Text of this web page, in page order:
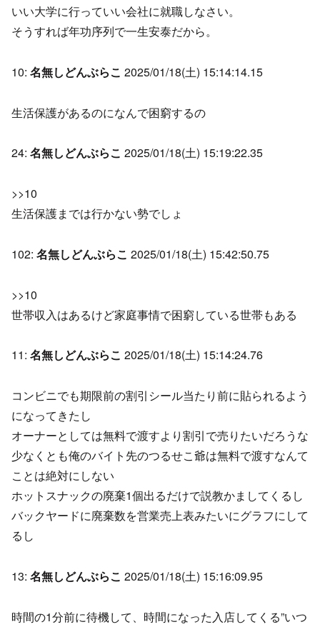
いい大学に行っていい会社に就職しなさい。
そうすれば年功序列で一生安泰だから。
10: 名無しどんぶらこ 2025/01/18(土) 15:14:14.15
生活保護があるのになんで困窮するの
24: 名無しどんぶらこ 2025/01/18(土) 15:19:22.35
>>10
生活保護までは行かない勢でしょ
102: 名無しどんぶらこ 2025/01/18(土) 15:42:50.75
>>10
世帯収入はあるけど家庭事情で困窮している世帯もある
11: 名無しどんぶらこ 2025/01/18(土) 15:14:24.76
コンビニでも期限前の割引シール当たり前に貼られるよう
になってきたし
オーナーとしては無料で渡すより割引で売りたいだろうな
少なくとも俺のバイト先のつるせこ爺は無料で渡すなんて
ことは絶対にしない
ホットスナックの廃棄1個出るだけで説教かましてくるし
バックヤードに廃棄数を営業売上表みたいにグラフにして
るし
13: 名無しどんぶらこ 2025/01/18(土) 15:16:09.95
時間の1分前に待機して、時間になった入店してくる”いつ